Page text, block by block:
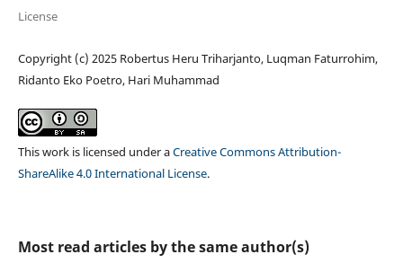
License
Copyright (c) 2025 Robertus Heru Triharjanto, Luqman Faturrohim,
Ridanto Eko Poetro, Hari Muhammad
This work is licensed under aCreative Commons Attribution-
ShareAlike 4.0 International License.
Most read articles by the same author(s)